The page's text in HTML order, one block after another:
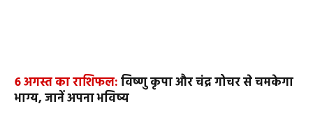
6 अगस्त का राशिफल:विष्णु कृपा और चंद्र गोचर से चमकेगा
भाग्य, जानें अपना भविष्य